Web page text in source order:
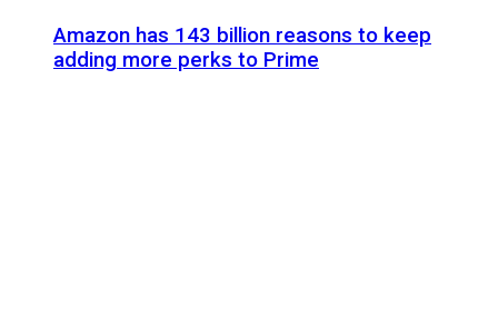
Amazon has 143 billion reasons to keep
adding more perks to Prime